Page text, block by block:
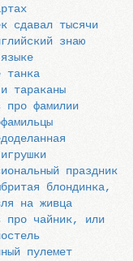
сдавал тысячи
знаю
танка
тараканы
про фамилии
праздник
блондинка,
на живца
про чайник, или
пулемет